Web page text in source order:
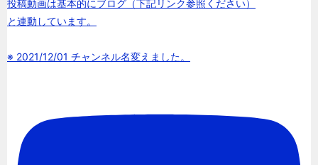
投稿動画は基本的にブログ（下記リンク参照ください）
と連動しています。
※ 2021/12/01 チャンネル名変えました。